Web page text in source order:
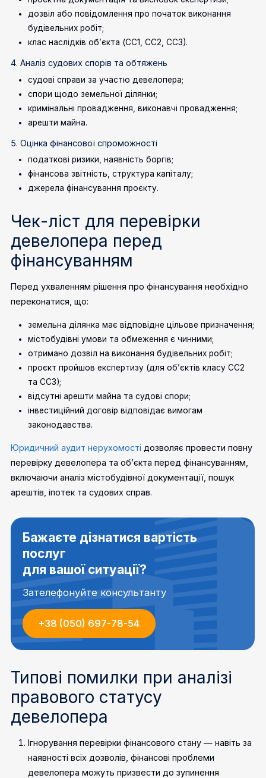
дозвіл або повідомлення про початок виконання
будівельних робіт;
клас наслідків об’єкта (СС1, СС2, СС3).
4. Аналіз судових спорів та обтяжень
судові справи за участю девелопера;
спори щодо земельної ділянки;
кримінальні провадження, виконавчі провадження;
арешти майна.
5. Оцінка фінансової спроможності
податкові ризики, наявність боргів;
фінансова звітність, структура капіталу;
джерела фінансування проєкту.
Чек-ліст для перевірки
девелопера перед
фінансуванням
Перед ухваленням рішення про фінансування необхідно
переконатися, що:
земельна ділянка має відповідне цільове призначення;
містобудівні умови та обмеження є чинними;
отримано дозвіл на виконання будівельних робіт;
проєкт пройшов експертизу (для об’єктів класу СС2
та СС3);
відсутні арешти майна та судові спори;
інвестиційний договір відповідає вимогам
законодавства.
Юридичний аудит нерухомості дозволяє провести повну
перевірку девелопера та об’єкта перед фінансуванням,
включаючи аналіз містобудівної документації, пошук
арештів, іпотек та судових справ.
Бажаєте дізнатися вартість
послуг
для вашої ситуації?
Зателефонуйте консультанту
+38 (050) 697-78-54
Типові помилки при аналізі
правового статусу
девелопера
Ігнорування перевірки фінансового стану — навіть за
наявності всіх дозволів, фінансові проблеми
девелопера можуть призвести до зупинення